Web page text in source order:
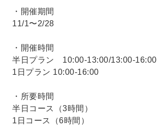
・開催期間
11/1〜2/28
・開催時間
半日プラン 10:00-13:00/13:00-16:00
1日プラン 10:00-16:00
・所要時間
半日コース（3時間）
1日コース（6時間）